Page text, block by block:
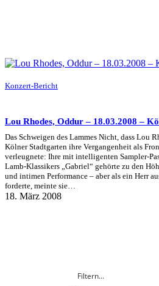
Konzert-Bericht
Lou Rhodes, Oddur – 18.03.2008 –
Das Schweigen des Lammes Nicht, dass Lou
Kölner Stadtgarten ihre Vergangenheit als
verleugnete: Ihre mit intelligenten Sampler-
Lamb-Klassikers „Gabriel“ gehörte zu den
und intimen Performance – aber als ein Herr
forderte, meinte sie…
18. März 2008